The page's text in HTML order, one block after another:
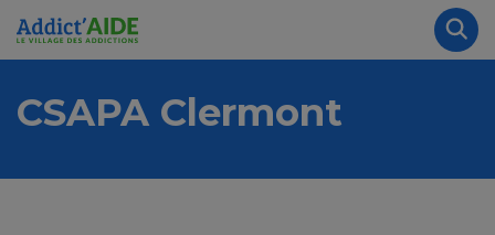
Aller au contenu principal
CSAPA Clermont
Panneau de gestion des cookies